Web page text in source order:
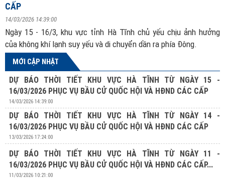
CẤP
14/03/2026 14:39:00
Ngày 15 - 16/3, khu vực tỉnh Hà Tĩnh chủ yếu chịu ảnh hưởng
của không khí lạnh suy yếu và di chuyển dần ra phía Đông.
MỚI CẬP NHẬT
DỰ BÁO THỜI TIẾT KHU VỰC HÀ TĨNH TỪ NGÀY 15 -
16/03/2026 PHỤC VỤ BẦU CỬ QUỐC HỘI VÀ HĐND CÁC CẤP
14/03/2026 14:39:00
DỰ BÁO THỜI TIẾT KHU VỰC HÀ TĨNH TỪ NGÀY 14 -
16/03/2026 PHỤC VỤ BẦU CỬ QUỐC HỘI VÀ HĐND CÁC CẤP
13/03/2026 17:24:00
DỰ BÁO THỜI TIẾT KHU VỰC HÀ TĨNH TỪ NGÀY 11 -
16/03/2026 PHỤC VỤ BẦU CỬ QUỐC HỘI VÀ HĐND CÁC CẤP...
11/03/2026 10:21:00